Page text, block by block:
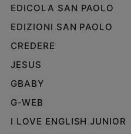
EDICOLA SAN PAOLO
EDIZIONI SAN PAOLO
CREDERE
JESUS
GBABY
G-WEB
I LOVE ENGLISH JUNIOR